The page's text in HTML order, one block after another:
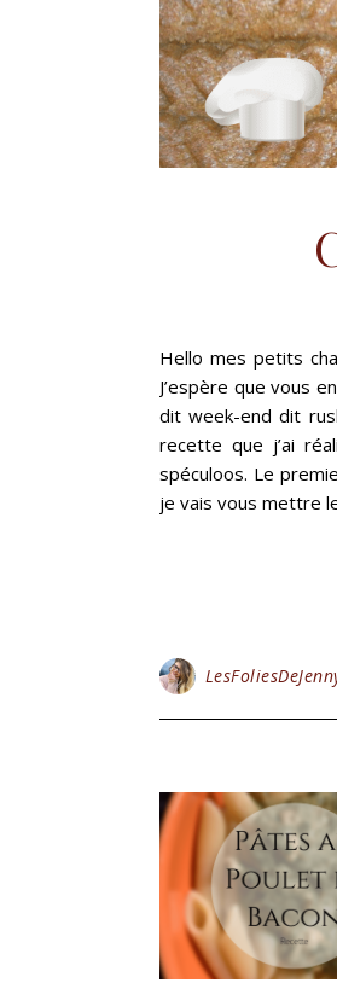
Hello mes petits
J’espère que vous
dit week-end dit
recette que j’ai
spéculoos. Le
je vais vous mettre